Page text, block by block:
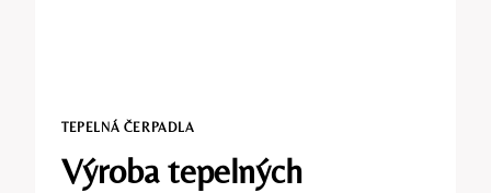
TEPELNÁ ČERPADLA
Výroba tepelných